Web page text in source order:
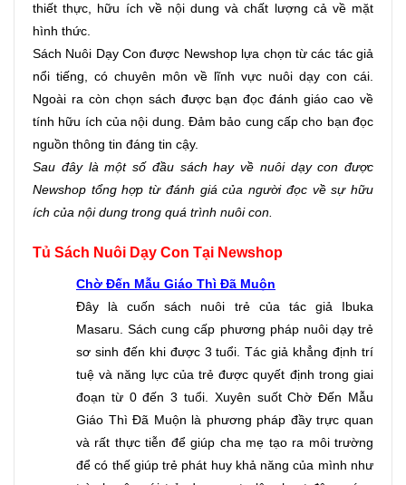
thiết thực, hữu ích về nội dung và chất lượng cả về mặt
hình thức.
Sách Nuôi Dạy Con được Newshop lựa chọn từ các tác giả
nổi tiếng, có chuyên môn về lĩnh vực nuôi dạy con cái.
Ngoài ra còn chọn sách được bạn đọc đánh giáo cao về
tính hữu ích của nội dung. Đảm bảo cung cấp cho bạn đọc
nguồn thông tin đáng tin cậy.
Sau đây là một số đầu sách hay về nuôi dạy con được
Newshop tổng hợp từ đánh giá của người đọc về sự hữu
ích của nội dung trong quá trình nuôi con.
Tủ Sách Nuôi Dạy Con Tại Newshop
Chờ Đến Mẫu Giáo Thì Đã Muộn
Đây là cuốn sách nuôi trẻ của tác giả Ibuka
Masaru. Sách cung cấp phương pháp nuôi dạy trẻ
sơ sinh đến khi được 3 tuổi. Tác giả khẳng định trí
tuệ và năng lực của trẻ được quyết định trong giai
đoạn từ 0 đến 3 tuổi. Xuyên suốt Chờ Đến Mẫu
Giáo Thì Đã Muộn là phương pháp đầy trực quan
và rất thực tiễn để giúp cha mẹ tạo ra môi trường
để có thế giúp trẻ phát huy khả năng của mình như